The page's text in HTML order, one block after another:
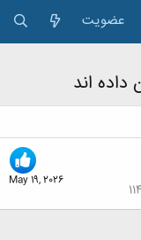
عضویت
داده اند
May 19, 2026 114